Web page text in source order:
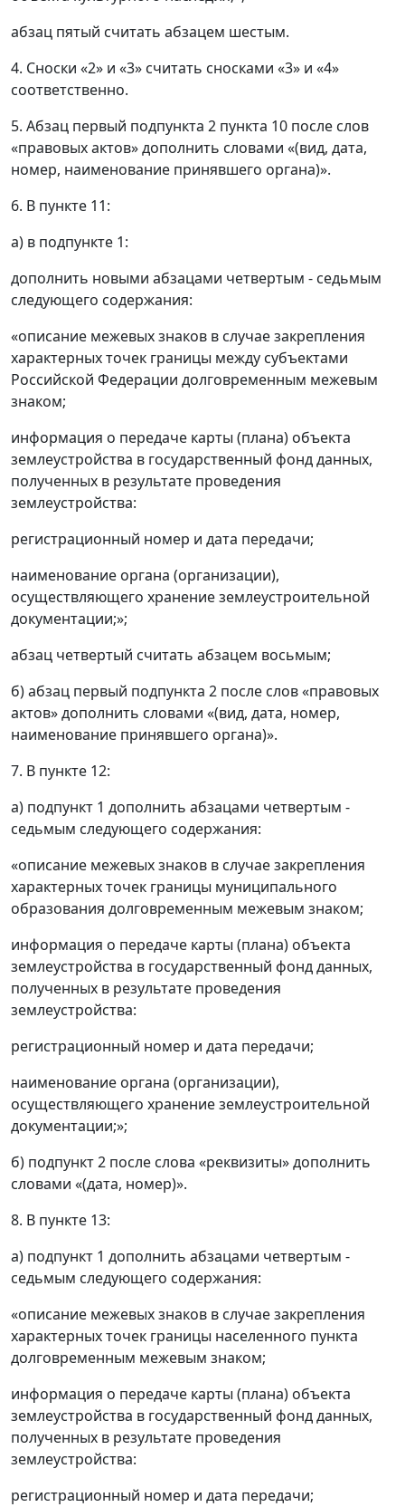
абзац пятый считать абзацем шестым.
4. Сноски «2» и «3» считать сносками «3» и «4»
соответственно.
5. Абзац первый подпункта 2 пункта 10 после слов
«правовых актов» дополнить словами «(вид, дата,
номер, наименование принявшего органа)».
6. В пункте 11:
а) в подпункте 1:
дополнить новыми абзацами четвертым - седьмым
следующего содержания:
«описание межевых знаков в случае закрепления
характерных точек границы между субъектами
Российской Федерации долговременным межевым
знаком;
информация о передаче карты (плана) объекта
землеустройства в государственный фонд данных,
полученных в результате проведения
землеустройства:
регистрационный номер и дата передачи;
наименование органа (организации),
осуществляющего хранение землеустроительной
документации;»;
абзац четвертый считать абзацем восьмым;
б) абзац первый подпункта 2 после слов «правовых
актов» дополнить словами «(вид, дата, номер,
наименование принявшего органа)».
7. В пункте 12:
а) подпункт 1 дополнить абзацами четвертым -
седьмым следующего содержания:
«описание межевых знаков в случае закрепления
характерных точек границы муниципального
образования долговременным межевым знаком;
информация о передаче карты (плана) объекта
землеустройства в государственный фонд данных,
полученных в результате проведения
землеустройства:
регистрационный номер и дата передачи;
наименование органа (организации),
осуществляющего хранение землеустроительной
документации;»;
б) подпункт 2 после слова «реквизиты» дополнить
словами «(дата, номер)».
8. В пункте 13:
а) подпункт 1 дополнить абзацами четвертым -
седьмым следующего содержания:
«описание межевых знаков в случае закрепления
характерных точек границы населенного пункта
долговременным межевым знаком;
информация о передаче карты (плана) объекта
землеустройства в государственный фонд данных,
полученных в результате проведения
землеустройства:
регистрационный номер и дата передачи;